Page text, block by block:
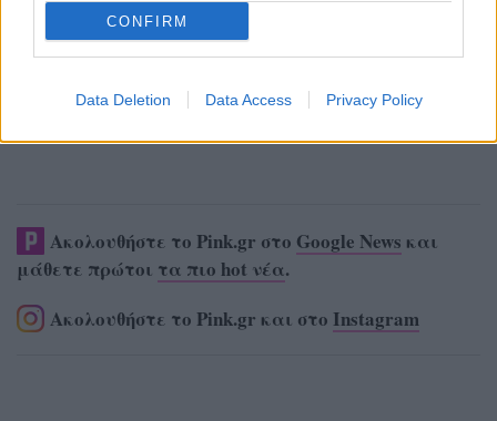
CONFIRM
Data Deletion Data Access Privacy Policy
Ακολουθήστε το Pink.gr στο Google News και
μάθετε πρώτοι τα πιο hot νέα.
Ακολουθήστε το Pink.gr και στο Instagram